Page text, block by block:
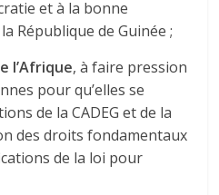
et à la bonne
République de Guinée ;
l’Afrique, à faire pression
pour qu’elles se
de la CADEG et de la
des droits fondamentaux
de la loi pour